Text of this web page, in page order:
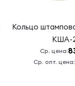
Кольцо
КША-
Ср. цена:
Ср. опт. цена: